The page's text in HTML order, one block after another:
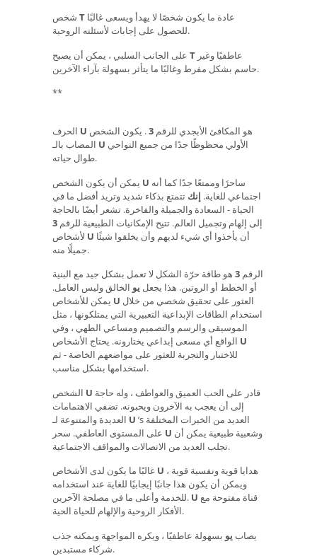
T
للحصول على إجابات لأسئلته الروحية.
T
حاسم بشكل مفرط وغالبًا ما يتأثر بسهولة بآراء الآخرين.
**
U هو المكافئ الأبجدي للرقم 3. يكون الشخص
U
طوال حياته.
U
اجتماعي للغاية. إنك تتمتع بذكاء شديد وتريد أفضل ما في
الحياة - السعادة والجميلة والفاخرة. تشعر أيضًا بالحاجة
إلى إلهام وتجميل العالم. تتيح الإمكانيات الطبيعية للرقم 3
U
جميلًا منه.
الرقم 3 هو طاقة حرّة الشكل لا تعمل بشكل جيد مع البنية
أو الخطط أو الروتين. هذا يجعل يو الخالق وليس العامل.
U
استخدام الطاقات الإبداعية التعبيرية التي يمتلكونها ، مثل
الموسيقى والرسم والتصميم ومساعي الطهي ، وفي
U
للاختبار والتجربة للعثور على مواضعهم الخاصة - ثم
استخدامها بشكل مناسب.
U
إلى أن يعجب به الآخرون ويحبونه. تضفي الاهتمامات
U ’s العديد من الخبرات المختلفة
U
تجلب العديد من الاتصالات والمواقف الاجتماعية.
U
ويمكن أن يكون هذا جانبًا إيجابيًا للغاية عند استخدامه
للخدمة وأعلى ما في مصلحة الآخرين. U
الأفكار الروحية والإلهام للحياة الحية.
يصاب يو بسهولة عاطفيًا ، ويكره المواجهة ويمكنه جذب
شركاء مستبدين.